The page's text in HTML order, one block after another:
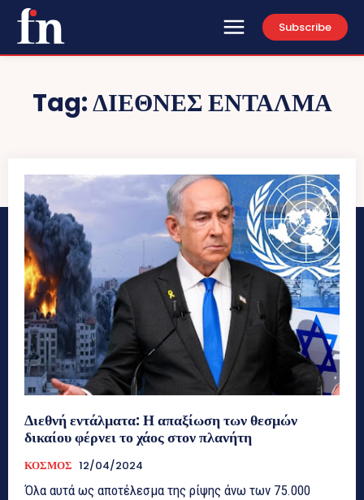
Subscribe
Tag:ΔΙΕΘΝΕΣ ΕΝΤΑΛΜΑ
Διεθνή εντάλματα: Η απαξίωση των θεσμών
δικαίου φέρνει το χάος στον πλανήτη
ΚΟΣΜΟΣ 12/04/2024
Όλα αυτά ως αποτέλεσμα της ρίψης άνω των 75.000